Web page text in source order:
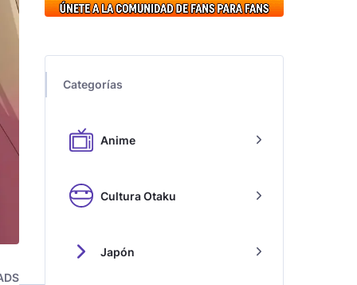
Categorías
Anime
Cultura Otaku
Japón